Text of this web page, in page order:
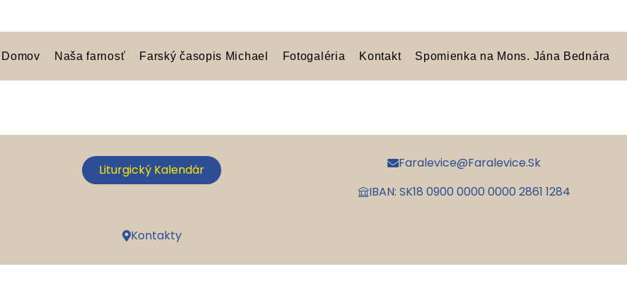
Domov Naša farnosť Farský časopis Michael Fotogaléria Kontakt Spomienka na Mons. Jána Bednára
Liturgický Kalendár
Faralevice@faralevice.sk
IBAN: SK18 0900 0000 0000 2861 1284
Kontakty